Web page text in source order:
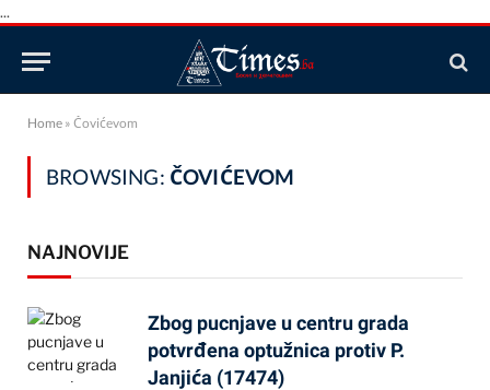
...
Home » Čovićevom
BROWSING: ČOVIĆEVOM
NAJNOVIJE
Zbog pucnjave u centru grada
potvrđena optužnica protiv P.
Janjića (17474)